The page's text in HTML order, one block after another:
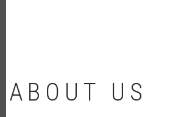
ABOUT US